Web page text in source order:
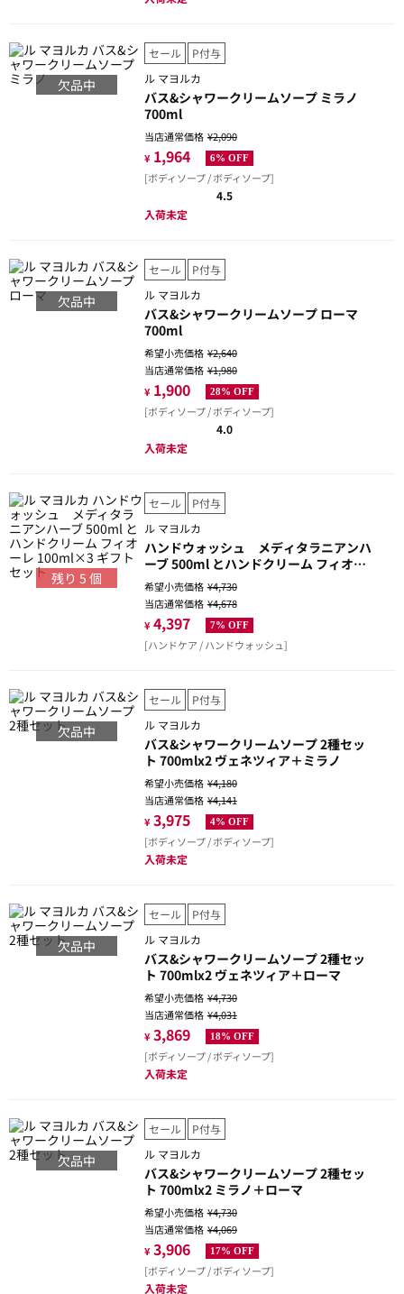
欠品中
セール
P付与
ル マヨルカ
バス&シャワークリームソープ ミラノ
700ml
当店通常価格¥2,090
¥ 1,964 6% OFF
[ボディソープ / ボディソープ]
4.5
入荷未定
欠品中
セール
P付与
ル マヨルカ
バス&シャワークリームソープ ローマ
700ml
希望小売価格¥2,640
当店通常価格¥1,980
¥ 1,900 28% OFF
[ボディソープ / ボディソープ]
4.0
入荷未定
残り 5 個
セール
P付与
ル マヨルカ
ハンドウォッシュ メディタラニアンハ
ーブ 500ml とハンドクリーム フィオー
レ 100ml×3 ギフトセット
希望小売価格¥4,730
当店通常価格¥4,678
¥ 4,397 7% OFF
[ハンドケア / ハンドウォッシュ]
欠品中
セール
P付与
ル マヨルカ
バス&シャワークリームソープ 2種セッ
ト 700mlx2 ヴェネツィア＋ミラノ
希望小売価格¥4,180
当店通常価格¥4,141
¥ 3,975 4% OFF
[ボディソープ / ボディソープ]
入荷未定
欠品中
セール
P付与
ル マヨルカ
バス&シャワークリームソープ 2種セッ
ト 700mlx2 ヴェネツィア＋ローマ
希望小売価格¥4,730
当店通常価格¥4,031
¥ 3,869 18% OFF
[ボディソープ / ボディソープ]
入荷未定
欠品中
セール
P付与
ル マヨルカ
バス&シャワークリームソープ 2種セッ
ト 700mlx2 ミラノ＋ローマ
希望小売価格¥4,730
当店通常価格¥4,069
¥ 3,906 17% OFF
[ボディソープ / ボディソープ]
入荷未定